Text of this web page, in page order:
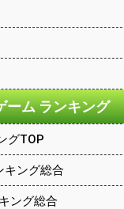
ーム ランキング
グTOP
キング総合
ング総合